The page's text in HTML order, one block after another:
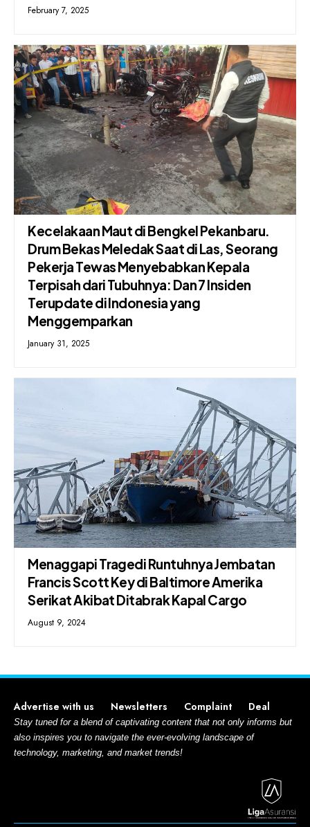
February 7, 2025
Kecelakaan Maut di Bengkel Pekanbaru.
Drum Bekas Meledak Saat di Las, Seorang
Pekerja Tewas Menyebabkan Kepala
Terpisah dari Tubuhnya: Dan 7 Insiden
Terupdate di Indonesia yang
Menggemparkan
January 31, 2025
Menaggapi Tragedi Runtuhnya Jembatan
Francis Scott Key di Baltimore Amerika
Serikat Akibat Ditabrak Kapal Cargo
August 9, 2024
Advertise with us Newsletters Complaint Deal
Stay tuned for a blend of captivating content that not only informs but
also inspires you to navigate the ever-evolving landscape of
technology, marketing, and market trends!